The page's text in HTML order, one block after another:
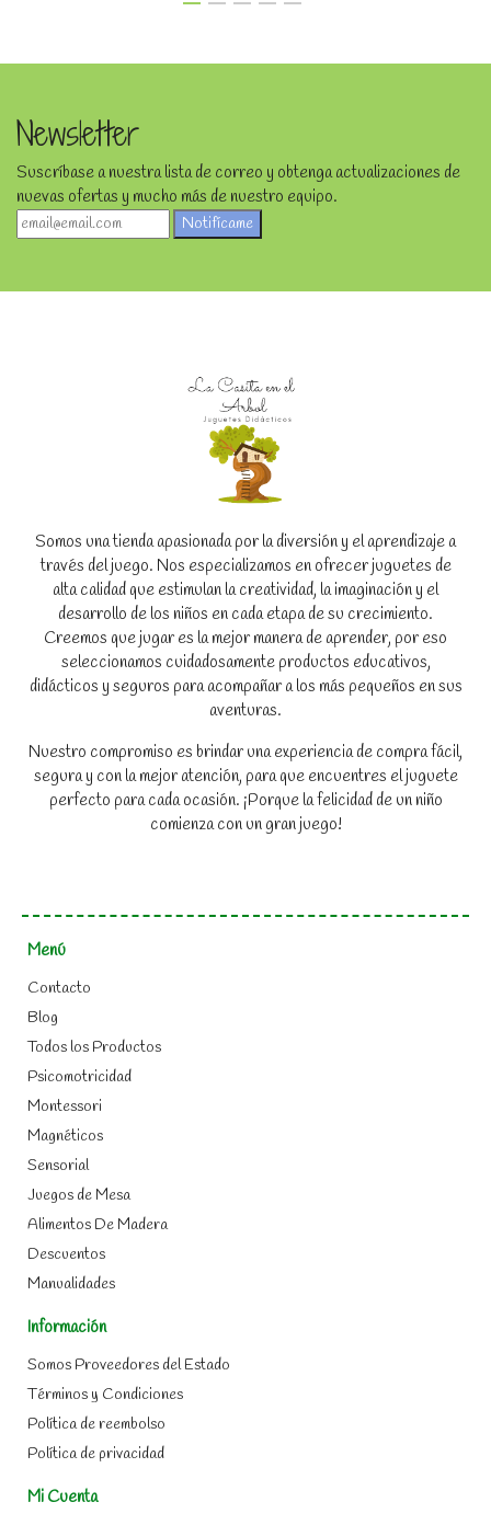
Newsletter
Suscríbase a nuestra lista de correo y obtenga actualizaciones de
nuevas ofertas y mucho más de nuestro equipo.
Notifícame
Somos una tienda apasionada por la diversión y el aprendizaje a
través del juego. Nos especializamos en ofrecer juguetes de
alta calidad que estimulan la creatividad, la imaginación y el
desarrollo de los niños en cada etapa de su crecimiento.
Creemos que jugar es la mejor manera de aprender, por eso
seleccionamos cuidadosamente productos educativos,
didácticos y seguros para acompañar a los más pequeños en sus
aventuras.
Nuestro compromiso es brindar una experiencia de compra fácil,
segura y con la mejor atención, para que encuentres el juguete
perfecto para cada ocasión. ¡Porque la felicidad de un niño
comienza con un gran juego!
Menú
Contacto
Blog
Todos los Productos
Psicomotricidad
Montessori
Magnéticos
Sensorial
Juegos de Mesa
Alimentos De Madera
Descuentos
Manualidades
Información
Somos Proveedores del Estado
Términos y Condiciones
Política de reembolso
Política de privacidad
Mi Cuenta